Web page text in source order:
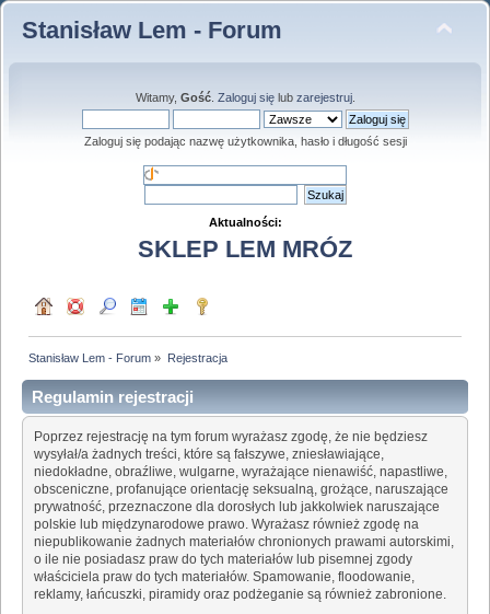
Stanisław Lem - Forum
Witamy, Gość. Zaloguj sięlub zarejestruj.
Zaloguj się podając nazwę użytkownika, hasło i długość sesji
Aktualności:
SKLEP LEM MRÓZ
Stanisław Lem - Forum » Rejestracja
Regulamin rejestracji
Poprzez rejestrację na tym forum wyrażasz zgodę, że nie będziesz
wysyłał/a żadnych treści, które są fałszywe, zniesławiające,
niedokładne, obraźliwe, wulgarne, wyrażające nienawiść, napastliwe,
obsceniczne, profanujące orientację seksualną, grożące, naruszające
prywatność, przeznaczone dla dorosłych lub jakkolwiek naruszające
polskie lub międzynarodowe prawo. Wyrażasz również zgodę na
niepublikowanie żadnych materiałów chronionych prawami autorskimi,
o ile nie posiadasz praw do tych materiałów lub pisemnej zgody
właściciela praw do tych materiałów. Spamowanie, floodowanie,
reklamy, łańcuszki, piramidy oraz podżeganie są również zabronione.